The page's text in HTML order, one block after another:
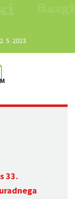
5. 2023
33.